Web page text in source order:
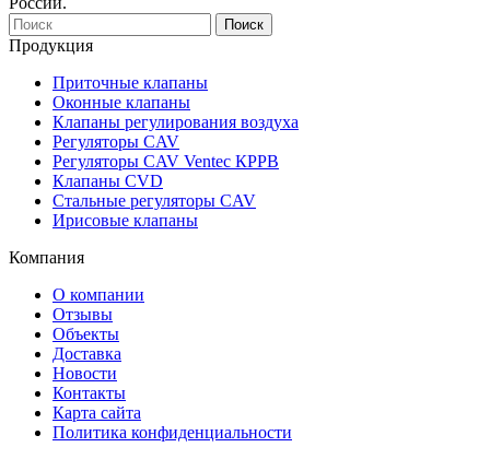
Продукция
Приточные клапаны
Оконныe клапаны
Клапаны регулирования воздуха
Регуляторы CAV
Регуляторы CAV Ventec КРРВ
Клапаны CVD
Стальные регуляторы CAV
Ирисовые клапаны
Компания
О компании
Отзывы
Объекты
Доставка
Новости
Контакты
Карта сайта
Политика конфиденциальности